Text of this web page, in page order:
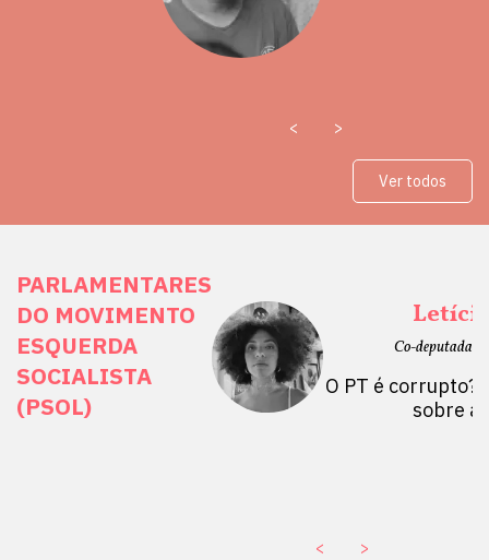
< >
Ver todos
PARLAMENTARES
DO MOVIMENTO
ESQUERDA
SOCIALISTA
(PSOL)
Direitos
do Sul, SP)
Mulheres por +
Público abre
Co-deputada
O PT é corrupto?
sobre a
< >